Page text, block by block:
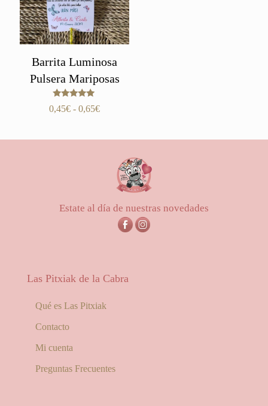
Barrita Luminosa
Pulsera Mariposas
Valorado
con
0,45€ - 0,65€Rango
hasta
0,65€
Estate al día de nuestras novedades
Las Pitxiak de la Cabra
Qué es Las Pitxiak
Contacto
Mi cuenta
Preguntas Frecuentes